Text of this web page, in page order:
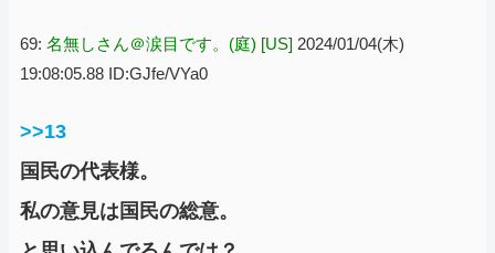
69: 名無しさん＠涙目です。(庭) [US] 2024/01/04(木)
19:08:05.88 ID:GJfe/VYa0
>>13
国民の代表様。
私の意見は国民の総意。